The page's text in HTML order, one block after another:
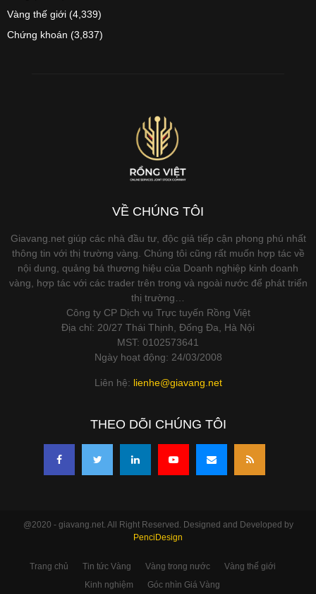
Vàng thế giới (4,339)
Chứng khoán (3,837)
VỀ CHÚNG TÔI
Giavang.net giúp các nhà đầu tư, độc giả tiếp cận phong phú nhất
thông tin với thị trường vàng. Chúng tôi cũng rất muốn hợp tác về
nội dung, quảng bá thương hiệu của Doanh nghiệp kinh doanh
vàng, hợp tác với các trader trên trong và ngoài nước để phát triển
thị trường…
Công ty CP Dịch vụ Trực tuyến Rồng Việt
Địa chỉ: 20/27 Thái Thịnh, Đống Đa, Hà Nội
MST: 0102573641
Ngày hoạt động: 24/03/2008
Liên hệ: lienhe@giavang.net
THEO DÕI CHÚNG TÔI
@2020 - giavang.net. All Right Reserved. Designed and Developed by
PenciDesign
Trang chủ Tin tức Vàng Vàng trong nước
Vàng thế giới
Kinh nghiệm
Góc nhìn Giá Vàng